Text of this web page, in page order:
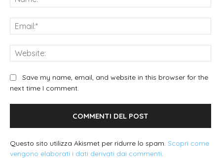
Save my name, email, and website in this browser for the
next time I comment.
Questo sito utilizza Akismet per ridurre lo spam. Scopri come
vengono elaborati i dati derivati dai commenti.